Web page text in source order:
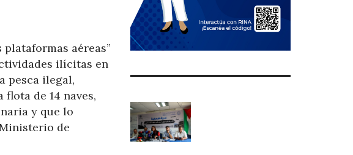
aéreas”
ilícitas en
pesca ilegal,
de 14 naves,
y que lo
de